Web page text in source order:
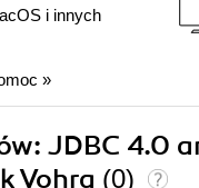
i innych
»
JDBC 4.0
Vohra (0)